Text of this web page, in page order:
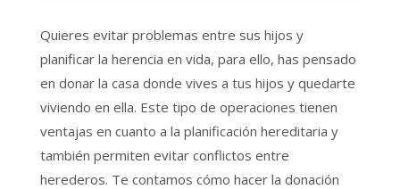
Quieres evitar problemas entre sus hijos y
planificar la herencia en vida, para ello, has pensado
en donar la casa donde vives a tus hijos y quedarte
viviendo en ella. Este tipo de operaciones tienen
ventajas en cuanto a la planificación hereditaria y
también permiten evitar conflictos entre
herederos. Te contamos cómo hacer la donación